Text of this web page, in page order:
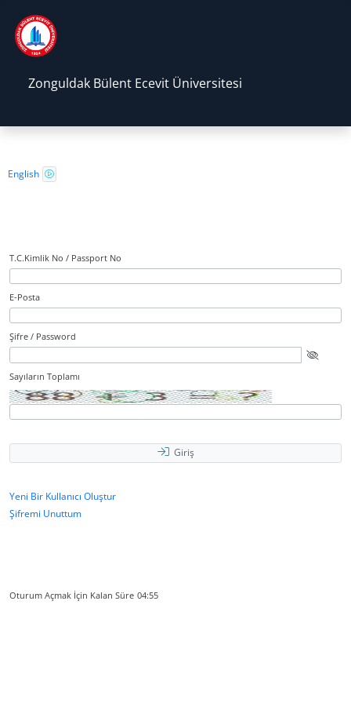
Zonguldak Bülent Ecevit Üniversitesi
English
T.C.Kimlik No / Passport No
E-Posta
Şifre / Password
Sayıların Toplamı
Giriş
Yeni Bir Kullanıcı Oluştur
Şifremi Unuttum
Oturum Açmak İçin Kalan Süre 04:55